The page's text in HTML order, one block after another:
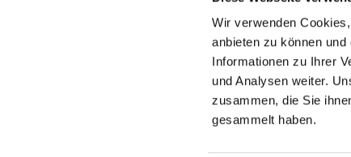
Wir verwenden
anbieten zu können
Informationen zu Ihrer
und Analysen weiter.
zusammen, die Sie
gesammelt haben.
Evangelische